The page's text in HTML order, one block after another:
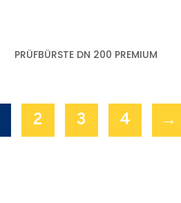
PRÜFBÜRSTE DN 200 PREMIUM
2 3 4 →